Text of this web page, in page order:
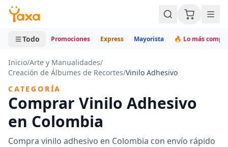
MINI CARRITO
0 productos
Todo Promociones Express Mayorista 🔥 Lo más
Inicio/Arte y Manualidades/
Creación de Álbumes de Recortes/Vinilo Adhesivo
CATEGORÍA
Comprar Vinilo Adhesivo
en Colombia
Compra vinilo adhesivo en Colombia con envío rápido